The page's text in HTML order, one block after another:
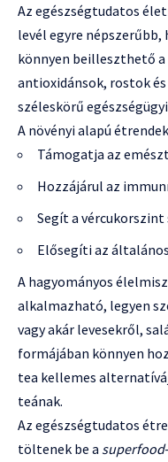
Az egészségtudatos
levél egyre
könnyen beilleszthető
antioxidánsok, rostok
széleskörű
A növényi alapú
Támogatja az
Hozzájárul az
Segít a vércukorszint
Elősegíti az
A hagyományos
alkalmazható, legyen
vagy akár levesekről,
formájában könnyen
tea kellemes
teának.
Az egészségtudatos
töltenek be a superfood